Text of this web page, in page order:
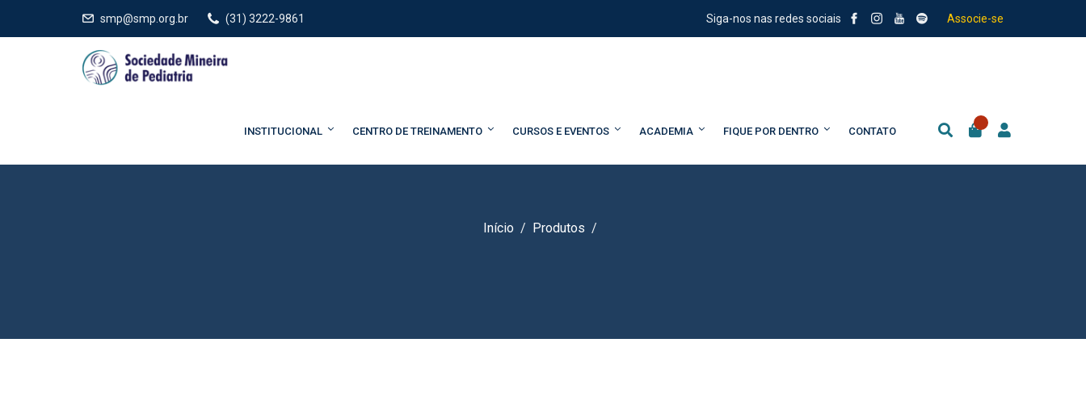
smp@smp.org.br (31) 3222-9861 Siga-nos nas redes sociais Associe-se
INSTITUCIONAL CENTRO DE TREINAMENTO CURSOS E EVENTOS ACADEMIA FIQUE POR DENTRO CONTATO
Início Produtos